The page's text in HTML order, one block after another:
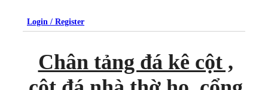
Login / Register
Chân tảng đá kê cột ,